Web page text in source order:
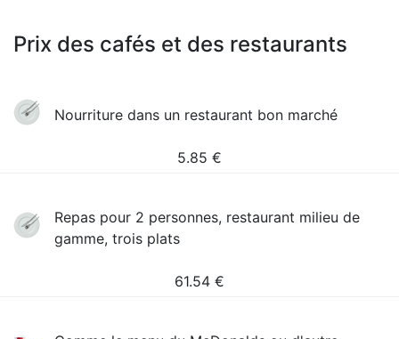
Prix des cafés et des restaurants
Nourriture dans un restaurant bon marché
5.85 €
Repas pour 2 personnes, restaurant milieu de
gamme, trois plats
61.54 €